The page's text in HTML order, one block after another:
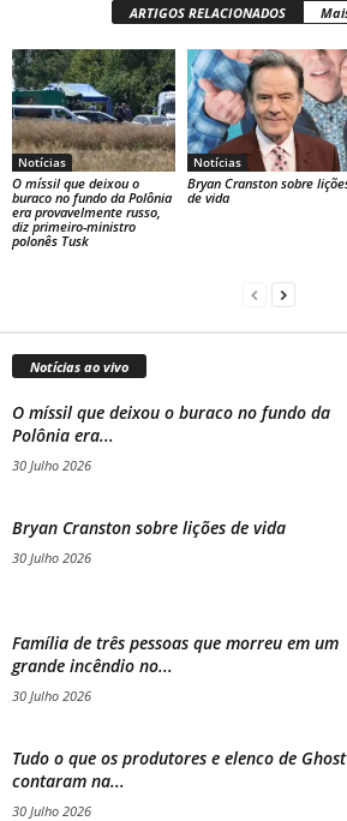
ARTIGOS RELACIONADOS
Notícias
O míssil que deixou o
buraco no fundo da Polônia
era provavelmente russo,
diz primeiro-ministro
polonês Tusk
Notícias
Bryan Cranston sobre
de vida
Notícias ao vivo
O míssil que deixou o buraco no fundo da
Polônia era...
30 Julho 2026
Bryan Cranston sobre lições de vida
30 Julho 2026
Família de três pessoas que morreu em um
grande incêndio no...
30 Julho 2026
Tudo o que os produtores e elenco de Ghost
contaram na...
30 Julho 2026